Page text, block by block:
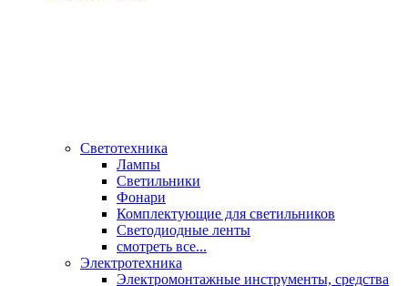
Светотехника
Лампы
Светильники
Фонари
Комплектующие для светильников
Светодиодные ленты
смотреть все...
Электротехника
Электромонтажные инструменты, средства